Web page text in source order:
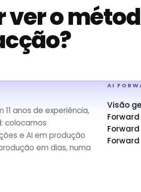
ver o
11 anos de experiência,
colocamos
e AI em produção
em dias, numa
AI
Visão
Forward